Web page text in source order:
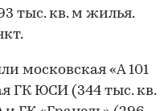
тыс. кв. м жилья.
московская «А 101
ГК ЮСИ (344 тыс. кв.